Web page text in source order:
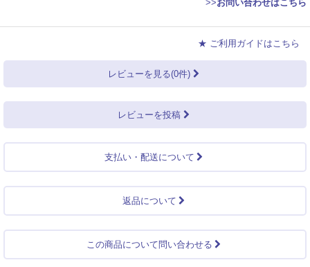
>>お問い合わせはこちら
★ ご利用ガイドはこちら
レビューを見る(0件)
レビューを投稿
支払い・配送について
返品について
この商品について問い合わせる